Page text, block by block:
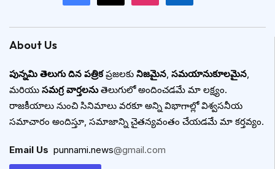
About Us
పున్నమి తెలుగు దిన పత్రికప్రజలకు నిజమైన సమయానుకూలమైన
మరియు సమగ్ర వార్తలనుతెలుగులో అందించడమే మా లక్ష్యం.
రాజకీయాలు నుంచి సినిమాలు వరకూ అన్ని విభాగాల్లో విశ్వసనీయ
సమాచారం అందిస్తూ, సమాజాన్ని చైతన్యవంతం చేయడమే మా కర్తవ్యం.
Email Us punnami.news@gmail.com